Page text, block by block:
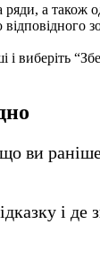
а
виберіть
ви
і